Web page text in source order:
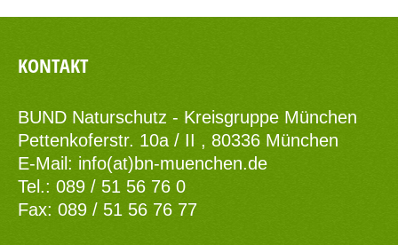
KONTAKT
BUND Naturschutz - Kreisgruppe München
Pettenkoferstr. 10a / II , 80336 München
E-Mail: info(at)bn-muenchen.de
Tel.: 089 / 51 56 76 0
Fax: 089 / 51 56 76 77